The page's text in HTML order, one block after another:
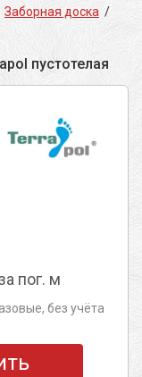
Заборная доска /
пустотелая
пог. м
без учёта